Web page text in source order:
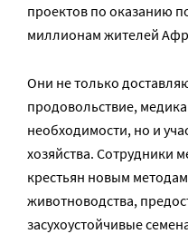
проектов по оказанию
миллионам жителей
Они не только
продовольствие,
необходимости, но и
хозяйства. Сотрудники
крестьян новым
животноводства,
засухоустойчивые